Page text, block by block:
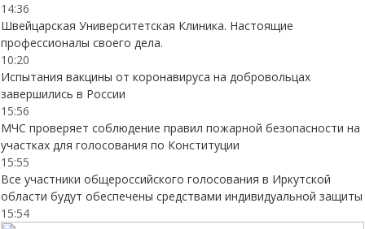
14:36
Швейцарская Университетская Клиника. Настоящие
профессионалы своего дела.
10:20
Испытания вакцины от коронавируса на добровольцах
завершились в России
15:56
МЧС проверяет соблюдение правил пожарной безопасности на
участках для голосования по Конституции
15:55
Все участники общероссийского голосования в Иркутской
области будут обеспечены средствами индивидуальной защиты
15:54